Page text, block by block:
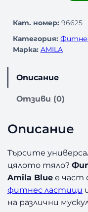
ч
е
т
Ф
т
е
с
Л
а
Кат. номер: 96625
Категория:
Марка: AMILA
Описание
Отзиви (0)
Описание
Търсите
цялото тяло?
Amila Blue е част
фитнес ластици
на различни